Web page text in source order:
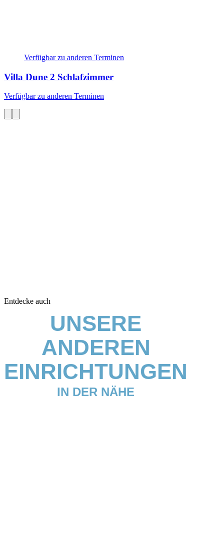
Verfügbar zu anderen Terminen
Villa Dune 2 Schlafzimmer
Verfügbar zu anderen Terminen
Entdecke auch
UNSERE
ANDEREN
EINRICHTUNGEN
IN DER NÄHE